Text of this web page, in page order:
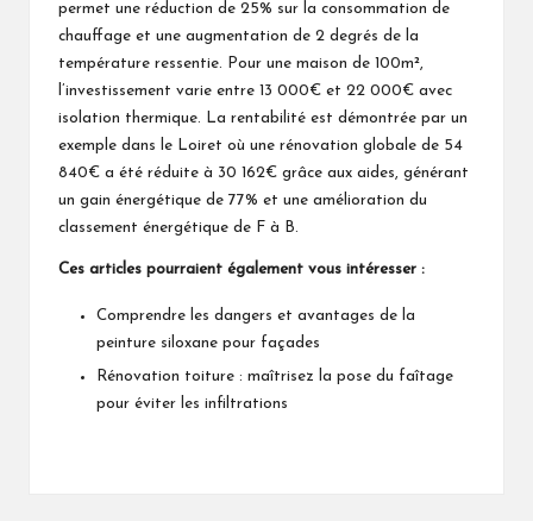
permet une réduction de 25% sur la consommation de
chauffage et une augmentation de 2 degrés de la
température ressentie. Pour une maison de 100m²,
l’investissement varie entre 13 000€ et 22 000€ avec
isolation thermique. La rentabilité est démontrée par un
exemple dans le Loiret où une rénovation globale de 54
840€ a été réduite à 30 162€ grâce aux aides, générant
un gain énergétique de 77% et une amélioration du
classement énergétique de F à B.
Ces articles pourraient également vous intéresser :
Comprendre les dangers et avantages de la
peinture siloxane pour façades
Rénovation toiture : maîtrisez la pose du faîtage
pour éviter les infiltrations